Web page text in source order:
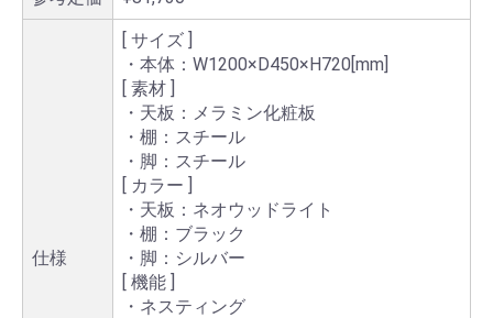
仕様
[ サイズ ]
・本体：W1200×D450×H720[mm]
[ 素材 ]
・天板：メラミン化粧板
・棚：スチール
・脚：スチール
[ カラー ]
・天板：ネオウッドライト
・棚：ブラック
・脚：シルバー
[ 機能 ]
・ネスティング